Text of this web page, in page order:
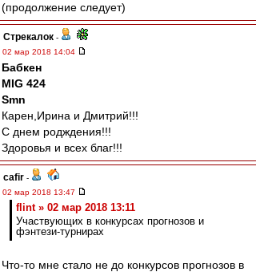
(продолжение следует)
Стрекалок -
02 мар 2018 14:04
Бабкен
MIG 424
Smn
Карен,Ирина и Дмитрий!!!
С днем родждения!!!
Здоровья и всех благ!!!
cafir -
02 мар 2018 13:47
flint » 02 мар 2018 13:11
Участвующих в конкурсах прогнозов и
фэнтези-турнирах
Что-то мне стало не до конкурсов прогнозов в